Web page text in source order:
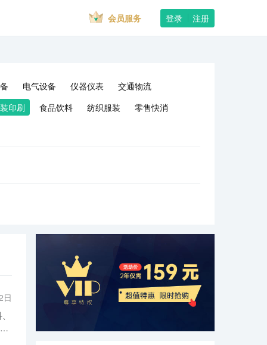
会员服务 登录 注册
电气设备 仪器仪表
交通物流
印刷 食品饮料 纺织服装
零售快消
日